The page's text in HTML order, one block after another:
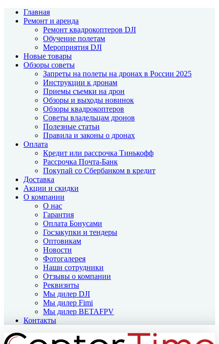
Главная
Ремонт и аренда
Ремонт квадрокоптеров DJI
Обучение полетам
Мероприятия DJI
Новые товары
Обзоры советы
Запреты на полеты на дронах в России 2025
Инструкции к дронам
Приемы съемки на дрон
Обзоры и выходы новинок
Обзоры квадрокоптеров
Советы владельцам дронов
Полезные статьи
Правила и законы о дронах
Оплата
Кредит или рассрочка Тинькофф
Рассрочка Почта-Банк
Покупай со Сбербанком в кредит
Доставка
Акции и скидки
О компании
О нас
Гарантия
Оплата Бонусами
Госзакупки и тендеры
Оптовикам
Новости
Фотогалерея
Наши сотрудники
Отзывы о компании
Реквизиты
Мы дилер DJI
Мы дилер Fimi
Мы дилер BETAFPV
Контакты